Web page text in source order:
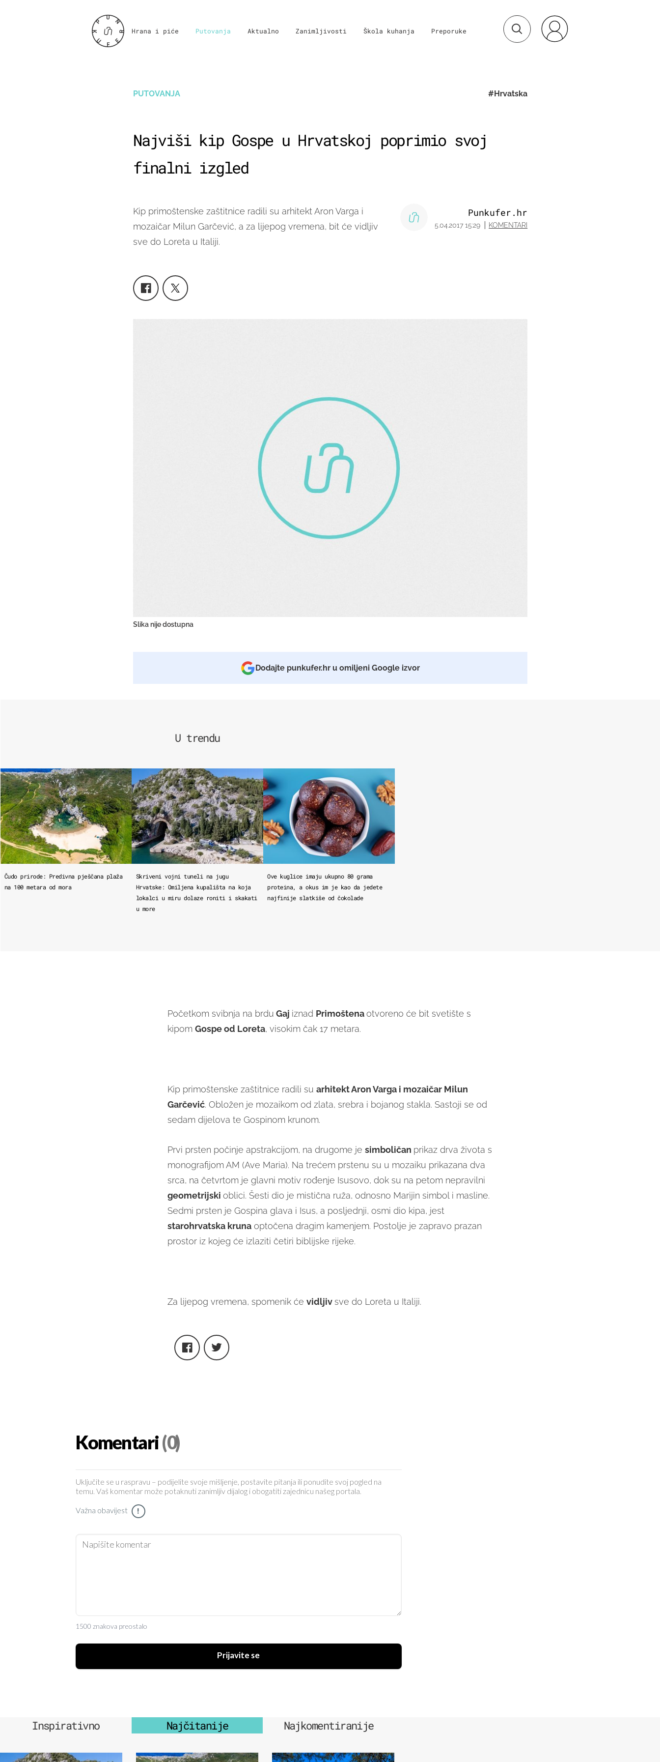
Hrana i piće Putovanja Aktualno Zanimljivosti Škola kuhanja Preporuke
PUTOVANJA #Hrvatska
Najviši kip Gospe u Hrvatskoj poprimio svoj
finalni izgled
Kip primoštenske zaštitnice radili su arhitekt Aron Varga i
mozaičar Milun Garčević, a za lijepog vremena, bit će vidljiv
sve do Loreta u Italiji.
Punkufer.hr
5.04.2017 15:29 KOMENTARI
Slika nije dostupna
Dodajte punkufer.hr u omiljeni Google izvor
U trendu
Čudo prirode: Predivna pješčana plaža
na 100 metara od mora
Skriveni vojni tuneli na jugu
Hrvatske: Omiljena kupališta na koja
lokalci u miru dolaze roniti i skakati
u more
Ove kuglice imaju ukupno 80 grama
proteina, a okus im je kao da jedete
najfinije slatkiše od čokolade
Početkom svibnja na brdu Gaj iznad Primoštenaotvoreno će bit svetište s
kipom Gospe od Loreta, visokim čak 17 metara.
Kip primoštenske zaštitnice radili su arhitekt Aron Varga i mozaičar Milun
Garčević. Obložen je mozaikom od zlata, srebra i bojanog stakla. Sastoji se od
sedam dijelova te Gospinom krunom.
Prvi prsten počinje apstrakcijom, na drugome je simboličan prikaz drva života s
monografijom AM (Ave Maria). Na trećem prstenu su u mozaiku prikazana dva
srca, na četvrtom je glavni motiv rođenje Isusovo, dok su na petom nepravilni
geometrijski oblici. Šesti dio je mistična ruža, odnosno Marijin simbol i masline.
Sedmi prsten je Gospina glava i Isus, a posljednji, osmi dio kipa, jest
starohrvatska krunaoptočena dragim kamenjem. Postolje je zapravo prazan
prostor iz kojeg će izlaziti četiri biblijske rijeke.
Za lijepog vremena, spomenik će vidljivsve do Loreta u Italiji.
Komentari(0)
Uključite se u raspravu – podijelite svoje mišljenje, postavite pitanja ili ponudite svoj pogled na
temu. Vaš komentar može potaknuti zanimljiv dijalog i obogatiti zajednicu našeg portala.
Važna obavijest !
1500 znakova preostalo
Prijavite se
Inspirativno Najčitanije Najkomentiranije